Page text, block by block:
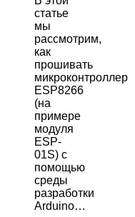
статье
мы
рассмотрим,
как
прошивать
микроконтроллер
ESP8266
(на
примере
модуля
ESP-
01S) с
помощью
среды
разработки
Arduino…